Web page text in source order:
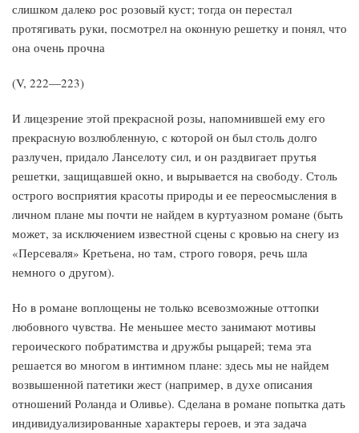
слишком далеко рос розовый куст; тогда он перестал
протягивать руки, посмотрел на оконную решетку и понял, что
она очень прочна
(V, 222—223)
И лицезрение этой прекрасной розы, напомнившей ему его
прекрасную возлюбленную, с которой он был столь долго
разлучен, придало Ланселоту сил, и он раздвигает прутья
решетки, защищавшей окно, и вырывается на свободу. Столь
острого восприятия красоты природы и ее переосмысления в
личном плане мы почти не найдем в куртуазном романе (быть
может, за исключением известной сцены с кровью на снегу из
«Персеваля» Кретьена, но там, строго говоря, речь шла
немного о другом).
Но в романе воплощены не только всевозможные оттопки
любовного чувства. Не меньшее место занимают мотивы
героического побратимства и дружбы рыцарей; тема эта
решается во многом в интимном плане: здесь мы не найдем
возвышенной патетики жест (например, в духе описания
отношений Роланда и Оливье). Сделана в романе попытка дать
индивидуализированные характеры героев, и эта задача